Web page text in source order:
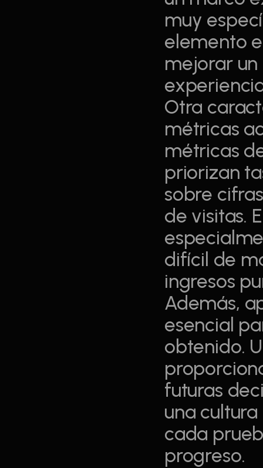
muy
elemento
mejorar
Otra
métricas
métricas
priorizan
sobre
de visitas.
difícil de
ingresos
Además,
esencial
obtenido.
futuras
una
cada
progreso.